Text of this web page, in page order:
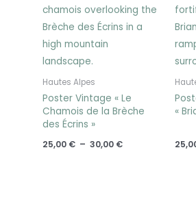
Hautes Alpes
Poster Vintage « Le
Chamois de la Brèche
des Écrins »
25,00 € – 30,00 €
«